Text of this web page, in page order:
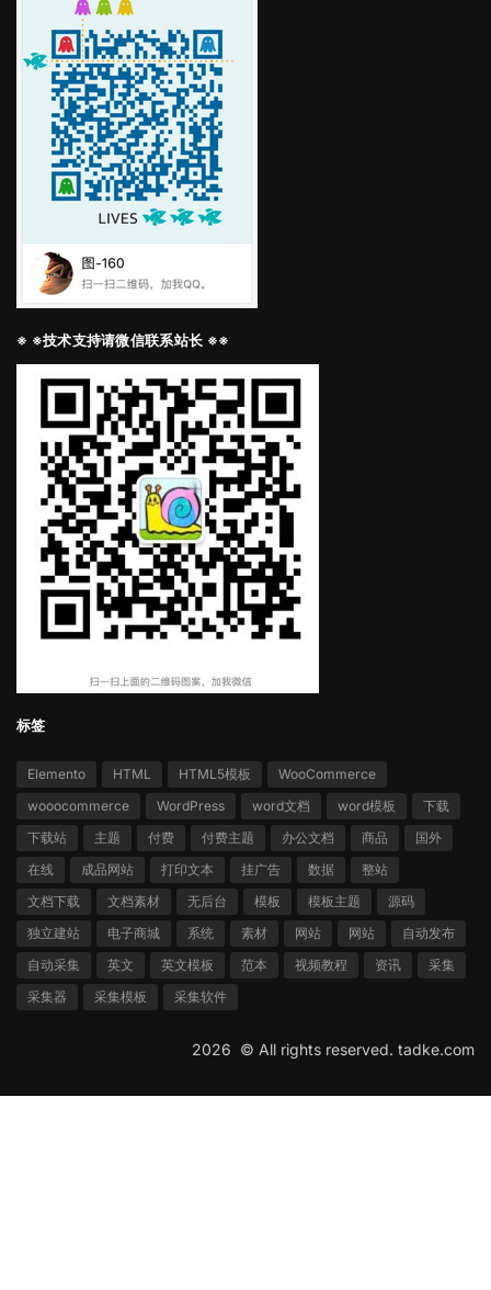
※ ※技术支持请微信联系站长 ※※
标签
Elemento HTML HTML5模板
WooCommerce
wooocommerce
WordPress word文档 word模板
下载
下载站
主题 付费 付费主题 办公文档 商品
国外
在线
成品网站 打印文本 挂广告 数据
整站
文档下载
文档素材 无后台 模板 模板主题
源码
独立建站
电子商城 系统 素材 网站 网站
自动发布
自动采集
英文 英文模板 范本 视频教程 资讯
采集
采集器
采集模板 采集软件
2026 © All rights reserved. tadke.com